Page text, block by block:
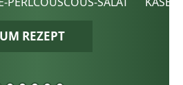
REZEPT